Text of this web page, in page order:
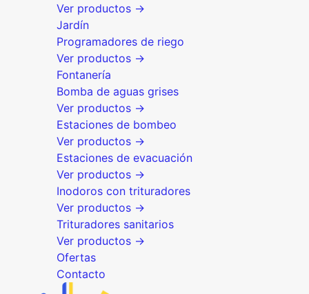
Ver productos →
Jardín
Programadores de riego
Ver productos →
Fontanería
Bomba de aguas grises
Ver productos →
Estaciones de bombeo
Ver productos →
Estaciones de evacuación
Ver productos →
Inodoros con trituradores
Ver productos →
Trituradores sanitarios
Ver productos →
Ofertas
Contacto